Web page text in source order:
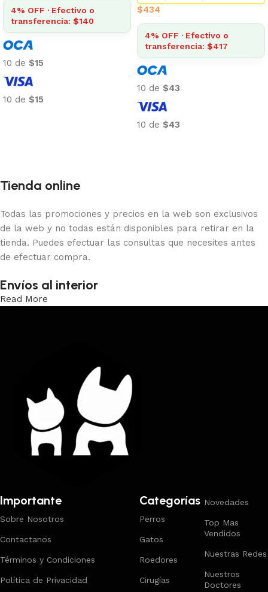
4% OFF · Efectivo o
transferencia: $140
10 de $15
10 de $15
$434
4% OFF · Efectivo o
transferencia: $417
10 de $43
10 de $43
Tienda online
Todas las promociones y precios en la web son exclusivos
de la web y no todas están disponibles para retirar en la
tienda. Puedes efectuar las consultas que necesites antes
de efectuar compra.
Envíos al interior
Read More
Importante
Sobre Nosotros
Contactanos
Términos y Condiciones
Política de Privacidad
Categorías
Perros
Gatos
Roedores
Cirugías
Novedades
Top Mas
Vendidos
Nuestras Redes
Nuestros
Doctores